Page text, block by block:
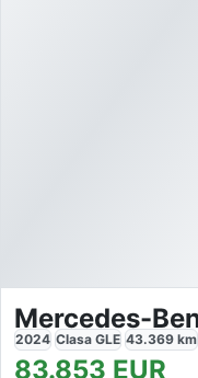
2024 Clasa GLE 43.369 km
83.853 EUR